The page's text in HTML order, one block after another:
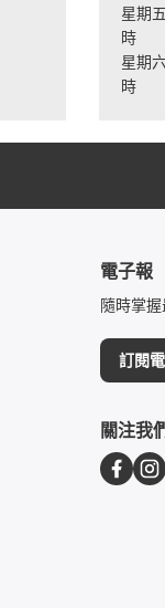
星期
時
星期
時
電子報
隨時掌
訂閱
關注我